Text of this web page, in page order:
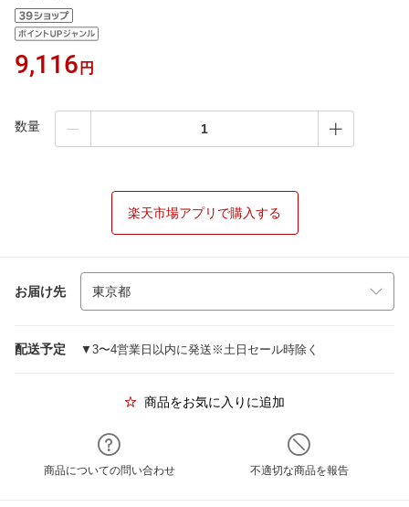
9,116 円
数量
楽天市場アプリで購入する
お届け先
配送予定 ▼3〜4営業日以内に発送※土日セール時除く
商品をお気に入りに追加
商品についての問い合わせ 不適切な商品を報告